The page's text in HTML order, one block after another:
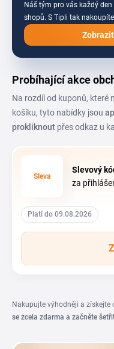
Náš tým pro vás každý
shopů. S Tipli tak
Probíhající akce
Na rozdíl od kuponů, které
košíku, tyto nabídky jsou
prokliknout přes odkaz u
Sleva
Slevový
za
Platí do 09.08.2026
Nakupujte výhodněji a získejte
se zcela zdarma a začněte